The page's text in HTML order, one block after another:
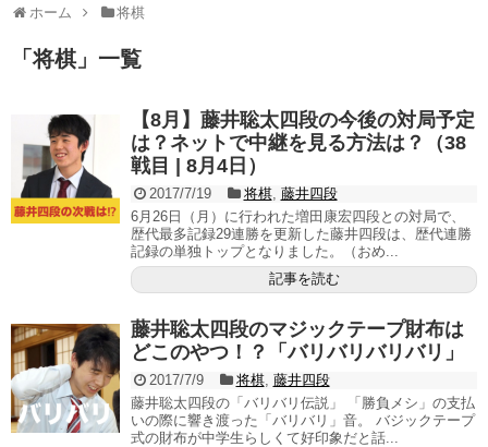
ホーム 将棋
「将棋」 一覧
【8月】藤井聡太四段の今後の対局予定
は？ネットで中継を見る方法は？（38
戦目 | 8月4日）
2017/7/19 将棋, 藤井四段
6月26日（月）に行われた増田康宏四段との対局で、
歴代最多記録29連勝を更新した藤井四段は、歴代連勝
記録の単独トップとなりました。（おめ...
記事を読む
藤井聡太四段のマジックテープ財布は
どこのやつ！？「バリバリバリバリ」
2017/7/9 将棋, 藤井四段
藤井聡太四段の「バリバリ伝説」 「勝負メシ」の支払
いの際に響き渡った「バリバリ」音。 バジックテープ
式の財布が中学生らしくて好印象だと話...